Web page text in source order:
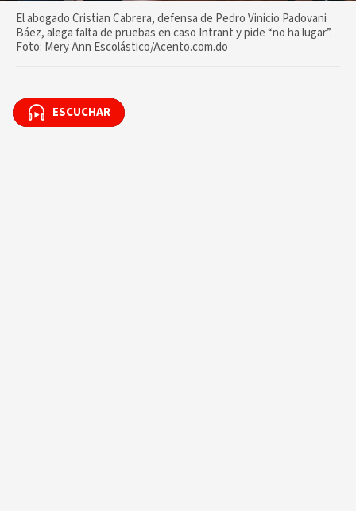
El abogado Cristian Cabrera, defensa de Pedro Vinicio Padovani
Báez, alega falta de pruebas en caso Intrant y pide “no ha lugar”.
Foto: Mery Ann Escolástico/Acento.com.do
ESCUCHAR
ESCUCHAR